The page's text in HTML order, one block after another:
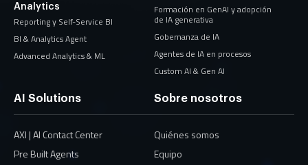
Analytics
Reporting y Self-Service BI
BI & Analytics Agent
Advanced Analytics & ML
Formación en GenAI y adopción
de IA generativa
Gobernanza de IA
Agentes de IA en procesos
Custom AI & Gen AI
AI Solutions
AXI | AI Contact Center
Pre Built Agents
Sobre nosotros
Quiénes somos
Equipo